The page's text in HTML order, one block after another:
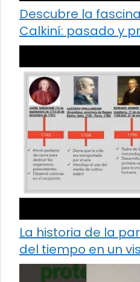
Descubre la
Calkiní: pasado y
La historia de la
del tiempo en un